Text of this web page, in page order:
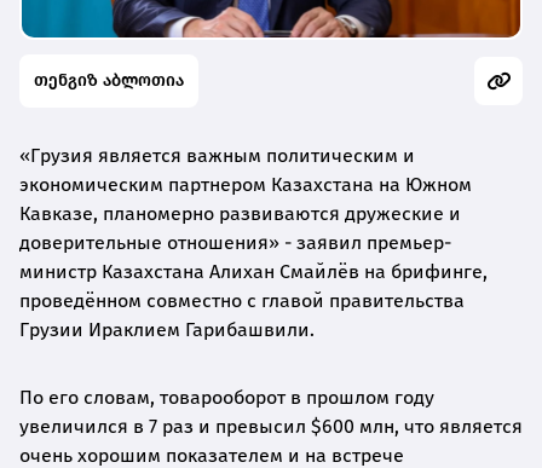
თენგიზ აბლოთია
«Грузия является важным политическим и
экономическим партнером Казахстана на Южном
Кавказе, планомерно развиваются дружеские и
доверительные отношения» - заявил премьер-
министр Казахстана Алихан Смайлёв на брифинге,
проведённом совместно с главой правительства
Грузии Ираклием Гарибашвили.
По его словам, товарооборот в прошлом году
увеличился в 7 раз и превысил $600 млн, что является
очень хорошим показателем и на встрече